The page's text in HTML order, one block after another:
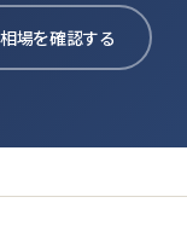
場を確認する